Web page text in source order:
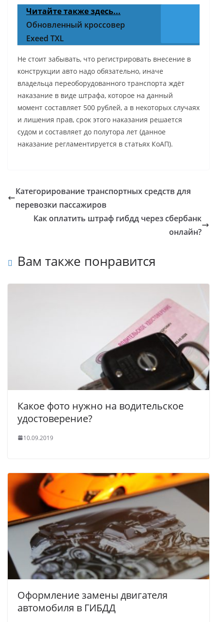
Читайте также здесь...
Обновленный кроссовер
Exeed TXL
Не стоит забывать, что регистрировать внесение в
конструкции авто надо обязательно, иначе
владельца переоборудованного транспорта ждёт
наказание в виде штрафа, которое на данный
момент составляет 500 рублей, а в некоторых случаях
и лишения прав, срок этого наказания решается
судом и составляет до полутора лет (данное
наказание регламентируется в статьях КоАП).
Категорирование транспортных средств для
перевозки пассажиров
Как оплатить штраф гибдд через сбербанк
онлайн?
Вам также понравится
Какое фото нужно на водительское
удостоверение?
10.09.2019
Оформление замены двигателя
автомобиля в ГИБДД